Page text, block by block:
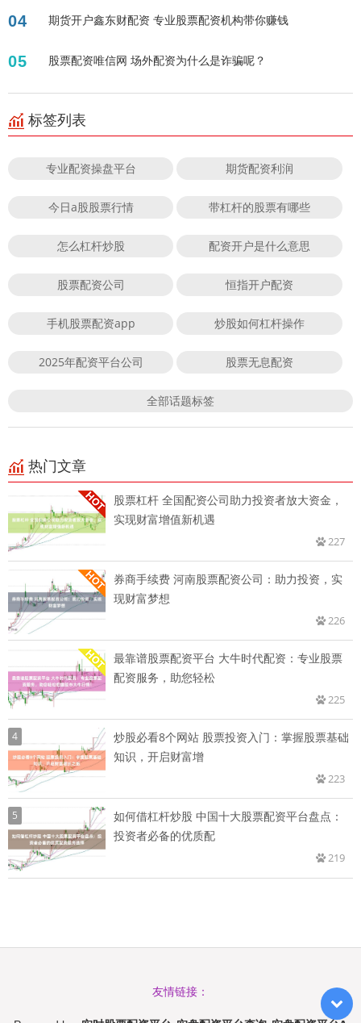
04 期货开户鑫东财配资 专业股票配资机构带你赚钱
05 股票配资唯信网 场外配资为什么是诈骗呢？
标签列表
专业配资操盘平台 期货配资利润
今日a股股票行情 带杠杆的股票有哪些
怎么杠杆炒股 配资开户是什么意思
股票配资公司 恒指开户配资
手机股票配资app 炒股如何杠杆操作
2025年配资平台公司 股票无息配资
全部话题标签
热门文章
股票杠杆 全国配资公司助力投资者放大资金，
实现财富增值新机遇
227
券商手续费 河南股票配资公司：助力投资，实
现财富梦想
226
最靠谱股票配资平台 大牛时代配资：专业股票
配资服务，助您轻松
225
4
炒股必看8个网站 股票投资入门：掌握股票基础
知识，开启财富增
223
5
如何借杠杆炒股 中国十大股票配资平台盘点：
投资者必备的优质配
219
友情链接：